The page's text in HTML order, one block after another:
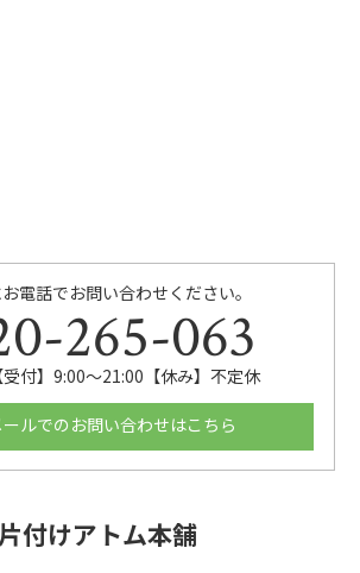
電話でお問い合わせください。
265-063
受付】9:00〜21:00【休み】不定休
ールでのお問い合わせはこちら
片付けアトム本舗